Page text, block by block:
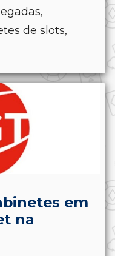
de slots,
em
na